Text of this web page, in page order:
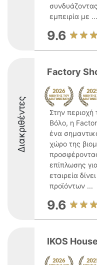
εμπειρία με ...
9.6
Διακριθέντες
Factory
Στην
Βόλο, η
ένα
χώρο της
επίπλωσης
εταιρεία
προϊόντων ...
9.6
IKOS